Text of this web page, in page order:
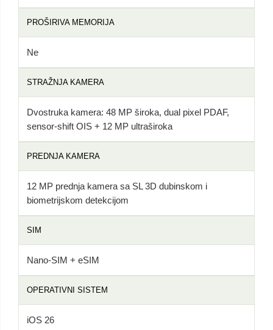
PROŠIRIVA MEMORIJA
Ne
STRAŽNJA KAMERA
Dvostruka kamera: 48 MP široka, dual pixel PDAF,
sensor-shift OIS + 12 MP ultraširoka
PREDNJA KAMERA
12 MP prednja kamera sa SL 3D dubinskom i
biometrijskom detekcijom
SIM
Nano-SIM + eSIM
OPERATIVNI SISTEM
iOS 26